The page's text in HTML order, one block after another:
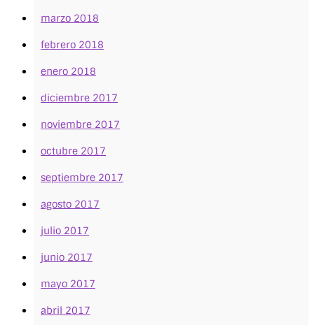
marzo 2018
febrero 2018
enero 2018
diciembre 2017
noviembre 2017
octubre 2017
septiembre 2017
agosto 2017
julio 2017
junio 2017
mayo 2017
abril 2017